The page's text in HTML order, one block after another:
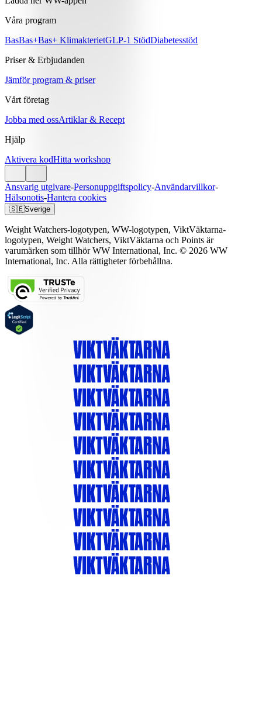
Våra program
BasBas+Bas+ KlimakterietGLP-1 StödDiabetesstöd
Priser & Erbjudanden
Jämför program & priser
Vårt företag
Jobba med ossArtiklar & Recept
Hjälp
Aktivera kodHitta workshop
Ansvarig utgivare-Personuppgiftspolicy-Användarvillkor-
Hälsonotis-Hantera cookies
🇸🇪Sverige
Weight Watchers-logotypen, WW-logotypen, ViktVäktarna-
logotypen, Weight Watchers, ViktVäktarna och Points är
varumärken som tillhör WW International, Inc. © 2026 WW
International, Inc. Alla rättigheter förbehållna.